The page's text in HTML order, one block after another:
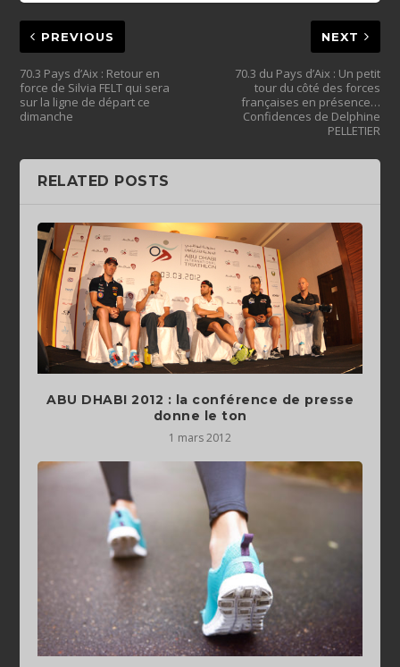
PREVIOUS
70.3 Pays d’Aix : Retour en
force de Silvia FELT qui sera
sur la ligne de départ ce
dimanche
NEXT
70.3 du Pays d’Aix : Un petit
tour du côté des forces
françaises en présence…
Confidences de Delphine
PELLETIER
RELATED POSTS
ABU DHABI 2012 : la conférence de presse
donne le ton
1 mars 2012